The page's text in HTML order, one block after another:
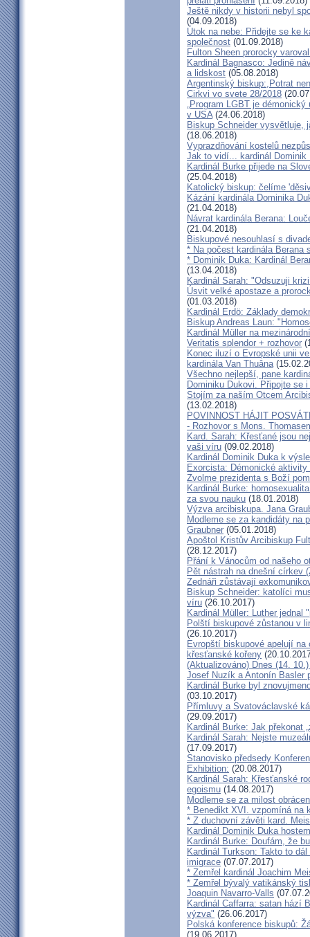
Ještě nikdy v historii nebyl
(04.09.2018)
Útok na nebe: Přidejte se ke
společnost (01.09.2018)
Fulton Sheen prorocky
Kardinál Bagnasco: Jedině
a lidskost (05.08.2018)
Argentinský biskup:,Potrat
Cirkvi vo svete 28/2018
„Program LGBT je
v USA(24.06.2018)
Biskup Schneider vysvětluje,
(18.06.2018)
Vyprazdňování kostelů
Jak to vidí... kardinál Dominik
Kardinál Burke přijede na
(25.04.2018)
Katolický biskup: čelíme
Kázání kardinála Dominika
(21.04.2018)
Návrat kardinála Berana:
(21.04.2018)
Biskupové nesouhlasí s
* Na počest kardinála
* Dominik Duka: Kardinál
(13.04.2018)
Kardinál Sarah: "Odsuzuji
Úsvit velké apostaze a
(01.03.2018)
Kardinál Erdö: Základy
Biskup Andreas Laun:
Kardinál Müller na
Veritatis splendor + rozhovor
Konec iluzí o Evropské unii
kardinála Van Thuâna
Všechno nejlepší, pane
Dominiku Dukovi. Připojte se
Stojím za naším Otcem
(13.02.2018)
POVINNOST HÁJIT
- Rozhovor s Mons.
Kard. Sarah: Křesťané jsou
vaši víru (09.02.2018)
Kardinál Dominik Duka k
Exorcista: Démonické
Zvolme prezidenta s Boží
Kardinál Burke:
za svou nauku (18.01.2018)
Výzva arcibiskupa. Jana
Modleme se za kandidáty na
Graubner (05.01.2018)
Apoštol Kristův Arcibiskup
(28.12.2017)
Přání k Vánocům od našeho
Pět nástrah na dnešní církev
Zednáři zůstávají
Biskup Schneider: katolíci
víru (26.10.2017)
Kardinál Müller: Luther jednal
Polští biskupové zůstanou v
(26.10.2017)
Evropští biskupové apelují
křesťanské kořeny
(Aktualizováno) Dnes (14.
Josef Nuzík a Antonín Basler
Kardinál Burke byl
(03.10.2017)
Přímluvy a Svatováclavské
(29.09.2017)
Kardinál Burke: Jak překonat
Kardinál Sarah: Nejste
(17.09.2017)
Stanovisko předsedy
Exhibition: (20.08.2017)
Kardinál Sarah: Křesťanské
egoismu (14.08.2017)
Modleme se za milost
* Benedikt XVI. vzpomíná na
* Z duchovní závěti kard.
Kardinál Dominik Duka
Kardinál Burke: Doufám, že
Kardinál Turkson: Takto to
imigrace (07.07.2017)
* Zemřel kardinál Joachim
* Zemřel bývalý vatikánský
Joaquin Navarro-Valls
Kardinál Caffarra: satan hází
výzva" (26.06.2017)
Polská konference biskupů:
(19.06.2017)